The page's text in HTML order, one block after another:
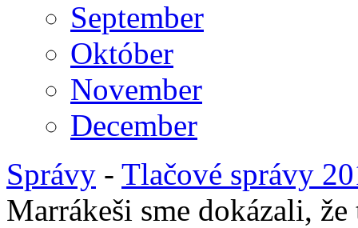
September
Október
November
December
Správy - Tlačové správy
Marrákeši sme dokázali,